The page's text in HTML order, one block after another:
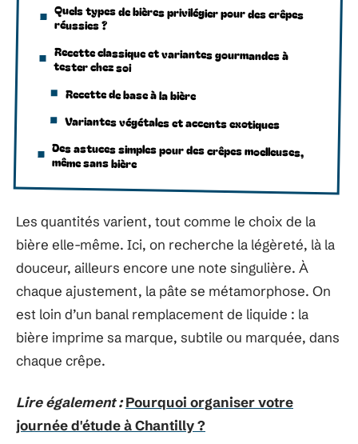
Quels types de bières privilégier pour des crêpes
réussies ?
Recette classique et variantes gourmandes à
tester chez soi
Recette de base à la bière
Variantes végétales et accents exotiques
Des astuces simples pour des crêpes moelleuses,
même sans bière
Les quantités varient, tout comme le choix de la
bière elle-même. Ici, on recherche la légèreté, là la
douceur, ailleurs encore une note singulière. À
chaque ajustement, la pâte se métamorphose. On
est loin d’un banal remplacement de liquide : la
bière imprime sa marque, subtile ou marquée, dans
chaque crêpe.
Lire également : Pourquoi organiser votre
journée d'étude à Chantilly ?